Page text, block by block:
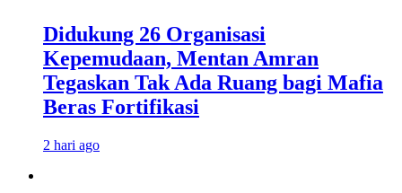
Didukung 26 Organisasi
Kepemudaan, Mentan Amran
Tegaskan Tak Ada Ruang bagi Mafia
Beras Fortifikasi
2 hari ago